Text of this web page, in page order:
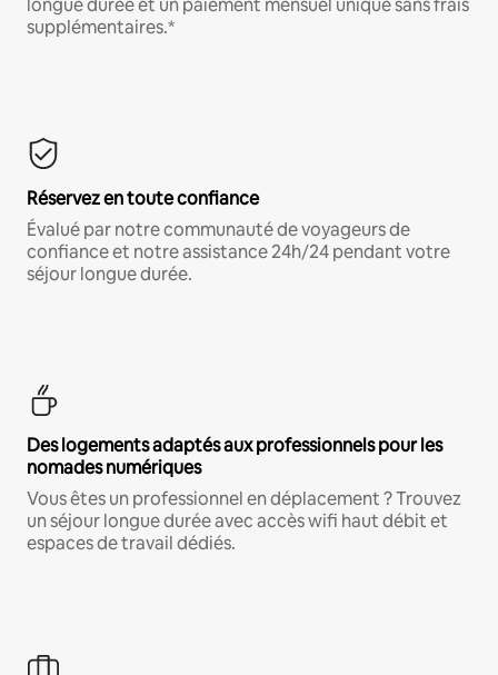
longue durée et un paiement mensuel unique sans frais
supplémentaires.*
Réservez en toute confiance
Évalué par notre communauté de voyageurs de
confiance et notre assistance 24h/24 pendant votre
séjour longue durée.
Des logements adaptés aux professionnels pour les
nomades numériques
Vous êtes un professionnel en déplacement ? Trouvez
un séjour longue durée avec accès wifi haut débit et
espaces de travail dédiés.